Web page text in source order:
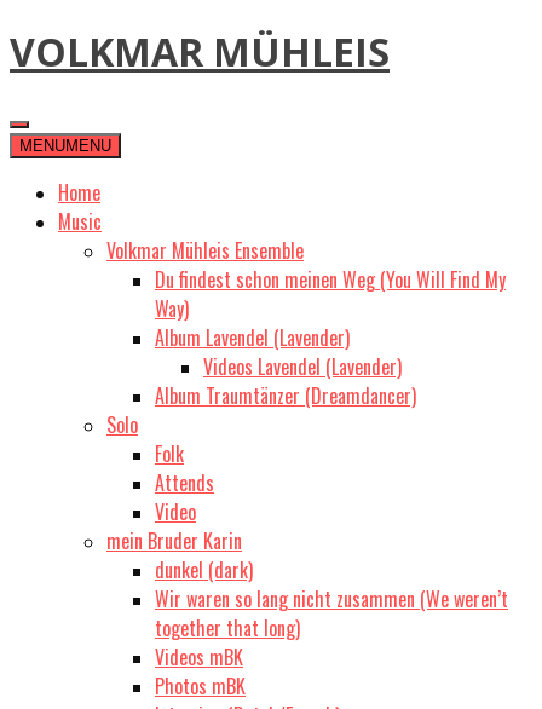
Skip
to
VOLKMAR MÜHLEIS
MENUMENU
Home
Music
Volkmar Mühleis Ensemble
Du findest schon meinen Weg (You Will Find My
Way)
Album Lavendel (Lavender)
Videos Lavendel (Lavender)
Album Traumtänzer (Dreamdancer)
Solo
Folk
Attends
Video
mein Bruder Karin
dunkel (dark)
Wir waren so lang nicht zusammen (We weren’t
together that long)
Videos mBK
Photos mBK